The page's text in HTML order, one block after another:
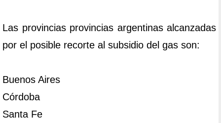
Las provincias provincias argentinas alcanzadas
por el posible recorte al subsidio del gas son:
Buenos Aires
Córdoba
Santa Fe